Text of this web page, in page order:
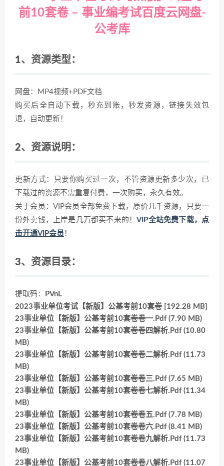
前10套卷 – 事业编考试百度云网盘-
公考库
1、资源类型：
网盘：MP4视频+PDF文档
购买后全自动下载，秒充到账，秒发资源，链接失效包
退，自动更新！
2、资源说明：
更新方式：只要你购买过一次，不管资源更新多少次，已
下载过的资源不需重复付费，一次购买，永久有效。
关于会员：VIP会员全部免费下载，原价几千资源，只要一
份外卖钱，上岸是几万都买不来的！VIP全站免费下载，点
击开通VIP会员 ！
3、资源目录：
提取码：
PVnL
2023事业单位考试【新版】公基考前10套卷 [192.28 MB]
23事业单位【新版】公基考前10套卷卷一.Pdf (7.90 MB)
23事业单位【新版】公基考前10套卷卷四解析.Pdf (10.80
MB)
23事业单位【新版】公基考前10套卷卷二解析.Pdf (11.73
MB)
23事业单位【新版】公基考前10套卷卷三.Pdf (7.65 MB)
23事业单位【新版】公基考前10套卷卷七解析.Pdf (11.34
MB)
23事业单位【新版】公基考前10套卷卷五.Pdf (7.78 MB)
23事业单位【新版】公基考前10套卷卷六.Pdf (8.41 MB)
23事业单位【新版】公基考前10套卷卷九解析.Pdf (11.73
MB)
23事业单位【新版】公基考前10套卷卷八解析.Pdf (11.07